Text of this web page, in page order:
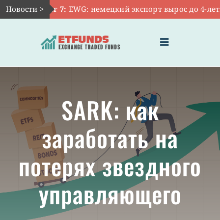
Skip
to
Новости >Авг 7:EWG: немецкий экспорт вырос до 4-
Toggle
Navigation
ГЛАВНАЯ
ЧТО ТАКОЕ ETF
ИНВЕСТИЦИИ В ETF
ТЕМАТИЧЕСКИЕ ETF
АКТУАЛЬНЫЕ
SARK: как
заработать на
потерях звездного
управляющего